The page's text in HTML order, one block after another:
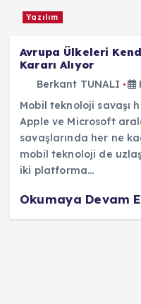
Yazılım
Avrupa Ülkeleri
Kararı Alıyor
Berkant TUNALI
Mobil teknoloji savaşı
Apple ve Microsoft
savaşlarında her ne
mobil teknoloji de
iki platforma…
Okumaya Devam